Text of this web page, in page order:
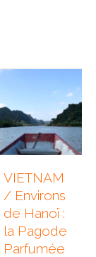
VIETNAM
/ Environs
de Hanoï :
la Pagode
Parfumée